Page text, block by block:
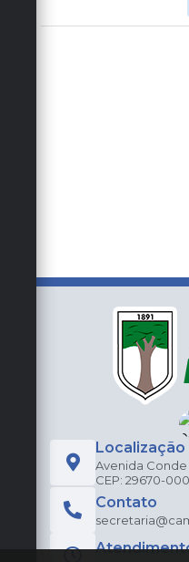
Localização
Avenida Conde
CEP: 29670-000
Contato